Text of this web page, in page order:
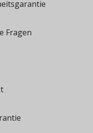
Fragen